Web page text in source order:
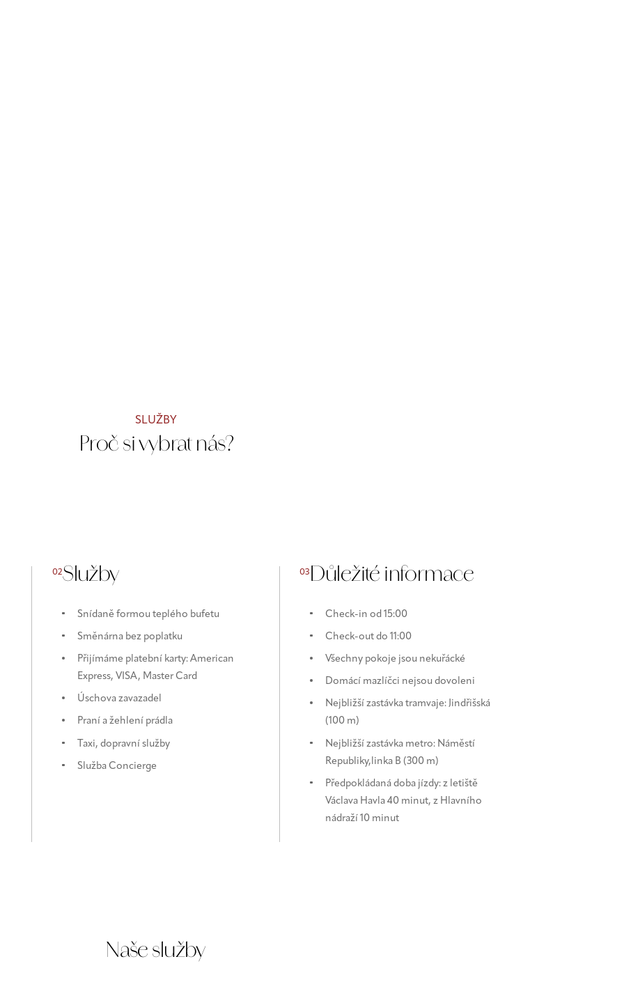
SLUŽBY
Proč si vybrat nás?
02Služby
Snídaně formou teplého bufetu
Směnárna bez poplatku
Přijímáme platební karty: American
Express, VISA, Master Card
Úschova zavazadel
Praní a žehlení prádla
Taxi, dopravní služby
Služba Concierge
03 Důležité informace
Check-in od 15:00
Check-out do 11:00
Všechny pokoje jsou nekuřácké
Domácí mazlíčci nejsou dovoleni
Nejbližší zastávka tramvaje: Jindřišská
(100 m)
Nejbližší zastávka metro: Náměstí
Republiky,linka B (300 m)
Předpokládaná doba jízdy: z letiště
Václava Havla 40 minut, z Hlavního
nádraží 10 minut
Naše služby